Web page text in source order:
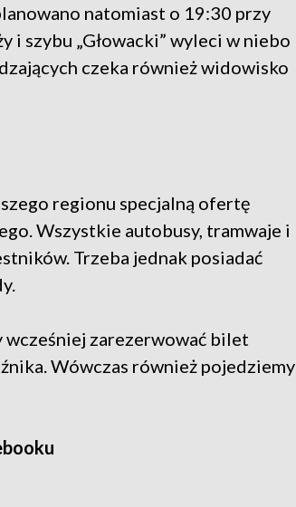
natomiast o 19:30 przy
i szybu „Głowacki” wyleci w niebo
czeka również widowisko
regionu specjalną ofertę
Wszystkie autobusy, tramwaje i
Trzeba jednak posiadać
wcześniej zarezerwować bilet
Wówczas również pojedziemy